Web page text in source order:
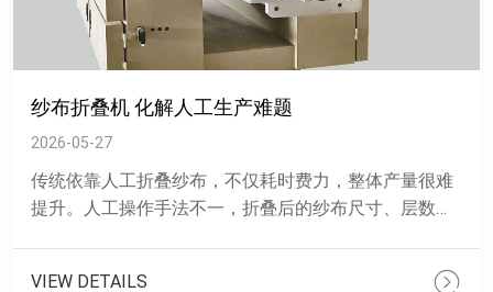
纱布折叠机 化解人工生产难题
2026-05-27
传统依靠人工折叠纱布，不仅耗时费力，整体产量很难
提升。人工操作手法不一，折叠后的纱布尺寸、层数参
VIEW DETAILS